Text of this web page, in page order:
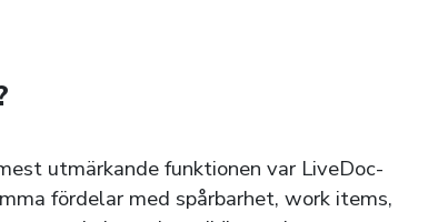
utmärkande funktionen var LiveDoc-
fördelar med spårbarhet, work items,